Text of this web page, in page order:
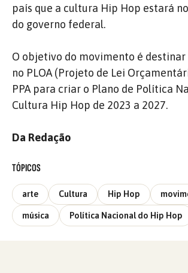
país que a cultura Hip Hop estará
do governo federal.
O objetivo do movimento é
no PLOA (Projeto de Lei
PPA para criar o Plano de Política
Cultura Hip Hop de 2023 a 2027.
Da Redação
TÓPICOS
arte Cultura Hip Hop
música Política Nacional do Hip Hop